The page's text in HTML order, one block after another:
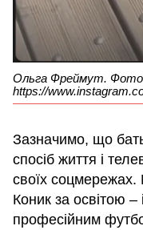
Ольга Фреймут.
https://
Зазначимо, що
спосіб життя і
своїх соцмережах.
Коник за освітою
професійним